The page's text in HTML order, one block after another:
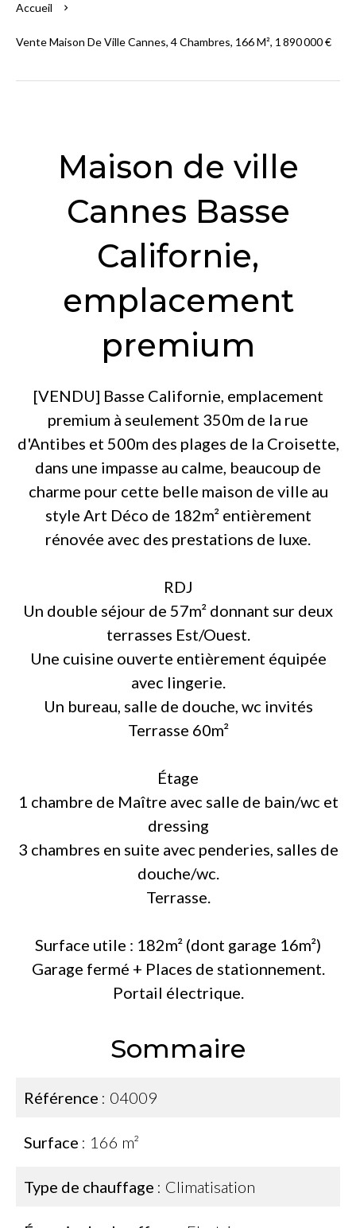
Accueil
Vente Maison De Ville Cannes, 4 Chambres, 166 M², 1 890 000 €
Maison de ville
Cannes Basse
Californie,
emplacement
premium
[VENDU] Basse Californie, emplacement
premium à seulement 350m de la rue
d'Antibes et 500m des plages de la Croisette,
dans une impasse au calme, beaucoup de
charme pour cette belle maison de ville au
style Art Déco de 182m² entièrement
rénovée avec des prestations de luxe.
RDJ
Un double séjour de 57m² donnant sur deux
terrasses Est/Ouest.
Une cuisine ouverte entièrement équipée
avec lingerie.
Un bureau, salle de douche, wc invités
Terrasse 60m²
Étage
1 chambre de Maître avec salle de bain/wc et
dressing
3 chambres en suite avec penderies, salles de
douche/wc.
Terrasse.
Surface utile : 182m² (dont garage 16m²)
Garage fermé + Places de stationnement.
Portail électrique.
Sommaire
Référence 04009
Surface 166 m²
Type de chauffage Climatisation